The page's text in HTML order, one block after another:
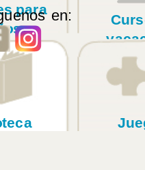
en:
para